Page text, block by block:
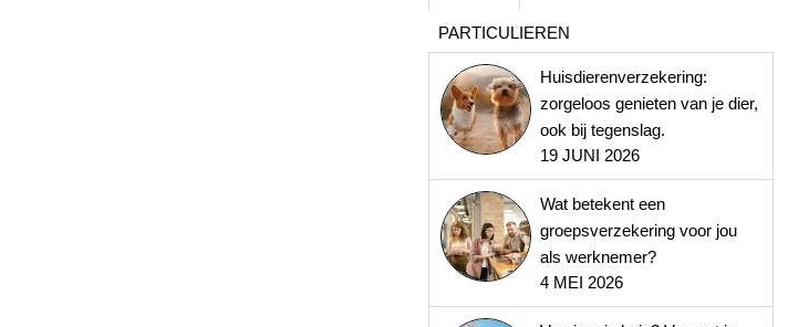
PARTICULIEREN
Huisdierenverzekering:
zorgeloos genieten van je dier,
ook bij tegenslag.
19 JUNI 2026
Wat betekent een
groepsverzekering voor jou
als werknemer?
4 MEI 2026